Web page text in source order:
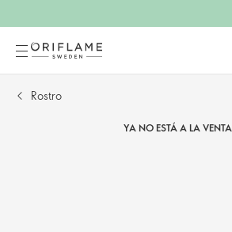
Rostro
YA NO ESTÁ A LA VENTA